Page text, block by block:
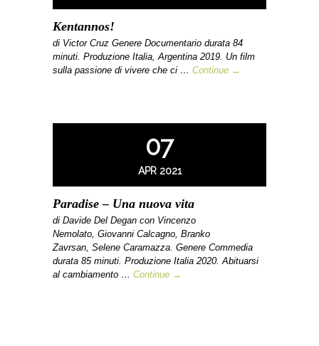
Kentannos!
di Victor Cruz Genere Documentario durata 84
minuti. Produzione Italia, Argentina 2019. Un film
sulla passione di vivere che ci … Continue →
07
APR 2021
Paradise – Una nuova vita
di Davide Del Degan con Vincenzo
Nemolato, Giovanni Calcagno, Branko
Zavrsan, Selene Caramazza. Genere Commedia
durata 85 minuti. Produzione Italia 2020. Abituarsi
al cambiamento … Continue →